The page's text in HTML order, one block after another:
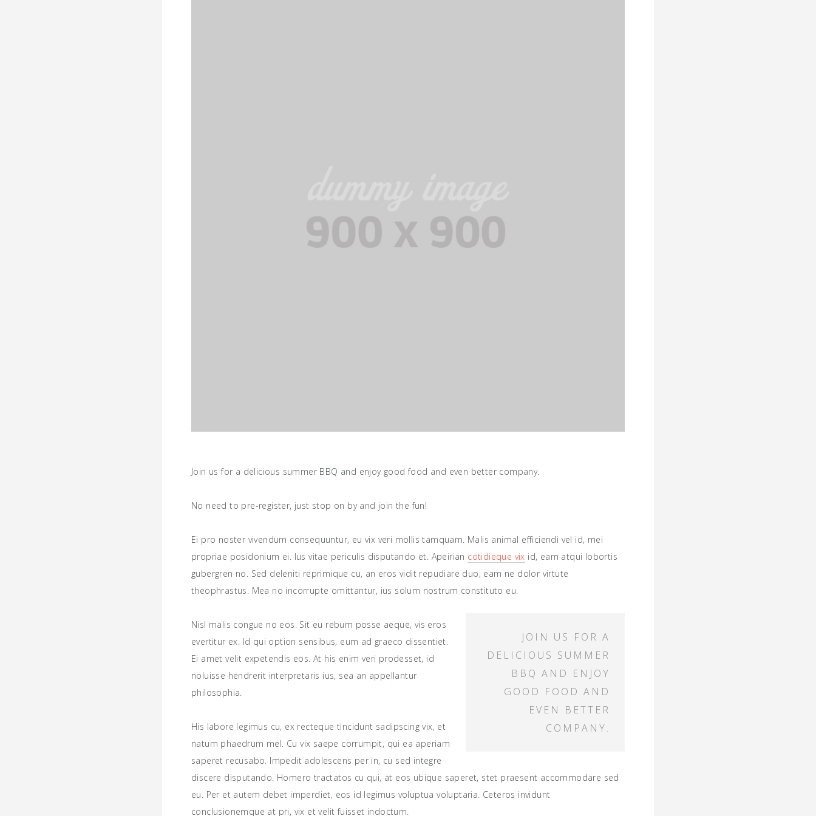
Join us for a delicious summer BBQ and enjoy good food and even better company.
No need to pre-register, just stop on by and join the fun!
Ei pro noster vivendum consequuntur, eu vix veri mollis tamquam. Malis animal efficiendi vel id, mei
propriae posidonium ei. Ius vitae periculis disputando et. Apeirian cotidieque vix id, eam atqui lobortis
gubergren no. Sed deleniti reprimique cu, an eros vidit repudiare duo, eam ne dolor virtute
theophrastus. Mea no incorrupte omittantur, ius solum nostrum constituto eu.
JOIN US FOR A
DELICIOUS SUMMER
BBQ AND ENJOY
GOOD FOOD AND
EVEN BETTER
COMPANY.
Nisl malis congue no eos. Sit eu rebum posse aeque, vis eros
evertitur ex. Id qui option sensibus, eum ad graeco dissentiet.
Ei amet velit expetendis eos. At his enim veri prodesset, id
noluisse hendrerit interpretaris ius, sea an appellantur
philosophia.
His labore legimus cu, ex recteque tincidunt sadipscing vix, et
natum phaedrum mel. Cu vix saepe corrumpit, qui ea aperiam
saperet recusabo. Impedit adolescens per in, cu sed integre
discere disputando. Homero tractatos cu qui, at eos ubique saperet, stet praesent accommodare sed
eu. Per et autem debet imperdiet, eos id legimus voluptua voluptaria. Ceteros invidunt
conclusionemque at pri, vix et velit fuisset indoctum.